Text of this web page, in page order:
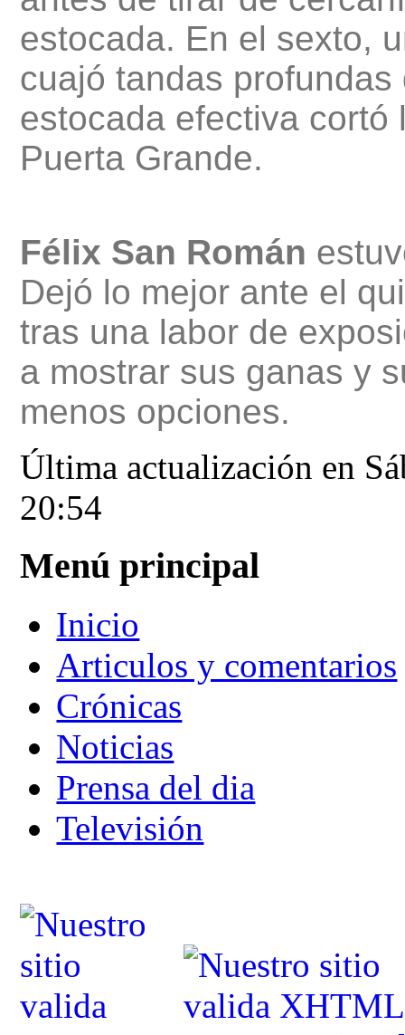
estocada. En el sexto,
cuajó tandas
estocada efectiva
Puerta Grande.
Félix San Román
Dejó lo mejor ante el
tras una labor de
a mostrar sus ganas y
menos opciones.
Última actualización en
20:54
Menú principal
Inicio
Articulos y comentarios
Crónicas
Noticias
Prensa del dia
Televisión